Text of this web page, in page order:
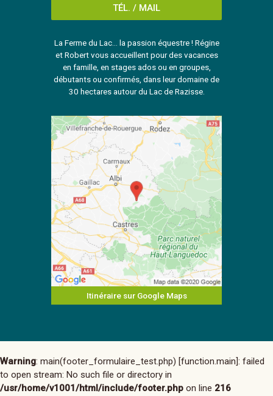
TÉL. / MAIL
La Ferme du Lac... la passion équestre ! Régine
et Robert vous accueillent pour des vacances
en famille, en stages ados ou en groupes,
débutants ou confirmés, dans leur domaine de
30 hectares autour du Lac de Razisse.
Itinéraire sur Google Maps
Warning: main(footer_formulaire_test.php) [function.main]: failed
to open stream: No such file or directory in
/usr/home/v1001/html/include/footer.php on line 216